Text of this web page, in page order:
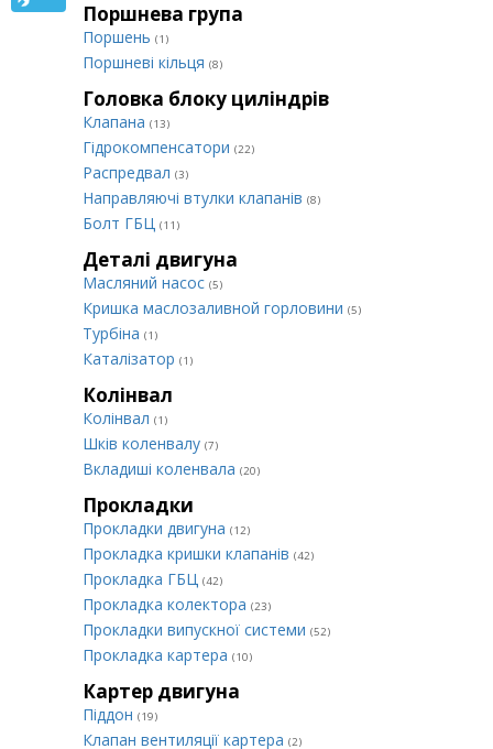
Поршнева група
Поршень (1)
Поршневі кільця (8)
Головка блоку циліндрів
Клапана (13)
Гідрокомпенсатори (22)
Распредвал (3)
Направляючі втулки клапанів (8)
Болт ГБЦ (11)
Деталі двигуна
Масляний насос (5)
Кришка маслозаливной горловини (5)
Турбіна (1)
Каталізатор (1)
Колінвал
Колінвал (1)
Шків коленвалу (7)
Вкладиші коленвала (20)
Прокладки
Прокладки двигуна (12)
Прокладка кришки клапанів (42)
Прокладка ГБЦ (42)
Прокладка колектора (23)
Прокладки випускної системи (52)
Прокладка картера (10)
Картер двигуна
Піддон (19)
Клапан вентиляції картера (2)